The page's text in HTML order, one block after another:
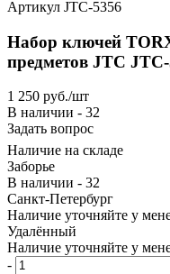
Артикул JTC-5356
Набор ключей
предметов JTC
1 250 руб./шт
В наличии - 32
Задать вопрос
Наличие на складе
Заборье
В наличии - 32
Санкт-Петербург
Наличие уточняйте у
Удалённый
Наличие уточняйте у
-